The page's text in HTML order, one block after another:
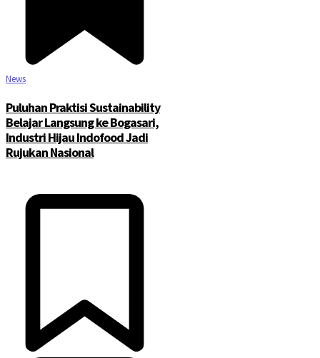
News
Puluhan Praktisi Sustainability
Belajar Langsung ke Bogasari,
Industri Hijau Indofood Jadi
Rujukan Nasional